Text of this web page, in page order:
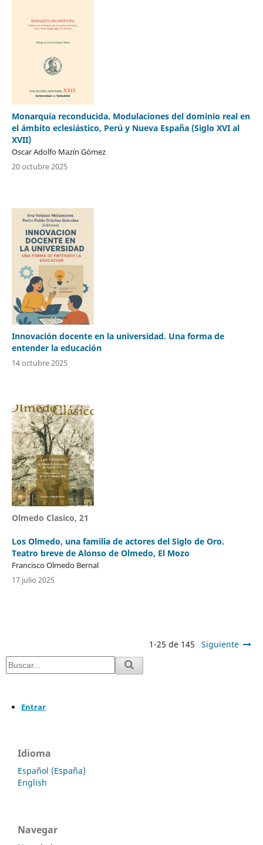
Monarquía reconducida. Modulaciones del dominio real en
el ámbito eclesiástico, Perú y Nueva España (Siglo XVI al
XVII)
Oscar Adolfo Mazín Gómez
20 octubre 2025
Innovación docente en la universidad. Una forma de
entender la educación
14 octubre 2025
Olmedo Clasico, 21
Los Olmedo, una familia de actores del Siglo de Oro.
Teatro breve de Alonso de Olmedo, El Mozo
Francisco Olmedo Bernal
17 julio 2025
1-25 de 145 Siguiente
Entrar
Idioma
Español (España)
English
Navegar